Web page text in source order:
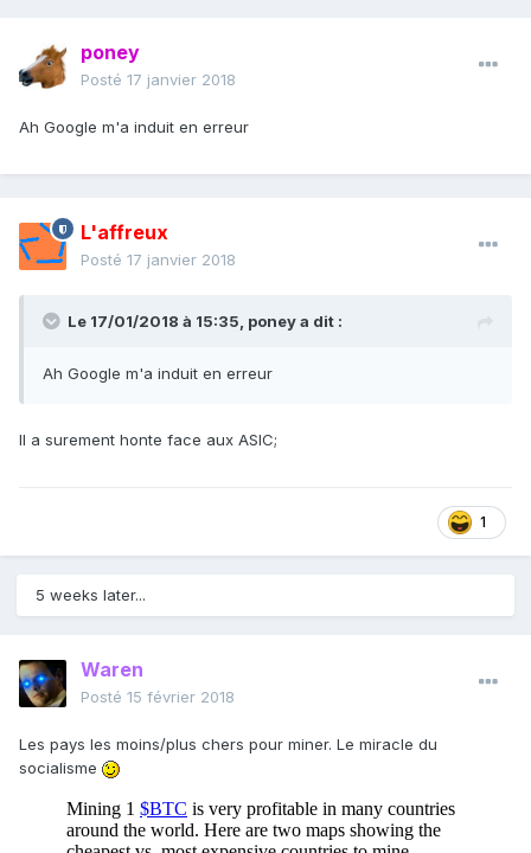
poney
Posté 17 janvier 2018
Ah Google m'a induit en erreur
L'affreux
Posté 17 janvier 2018
Le 17/01/2018 à 15:35, poneya dit :
Ah Google m'a induit en erreur
Il a surement honte face aux ASIC;
1
5 weeks later...
Waren
Posté 15 février 2018
Les pays les moins/plus chers pour miner. Le miracle du
socialisme